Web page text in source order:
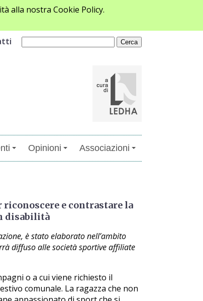
alla nostra Cookie Policy.
Opinioni Associazioni
riconoscere e contrastare la
disabilità
è stato elaborato nell’ambito
diffuso alle società sportive affiliate
o a cui viene richiesto il
comunale. La ragazza che non